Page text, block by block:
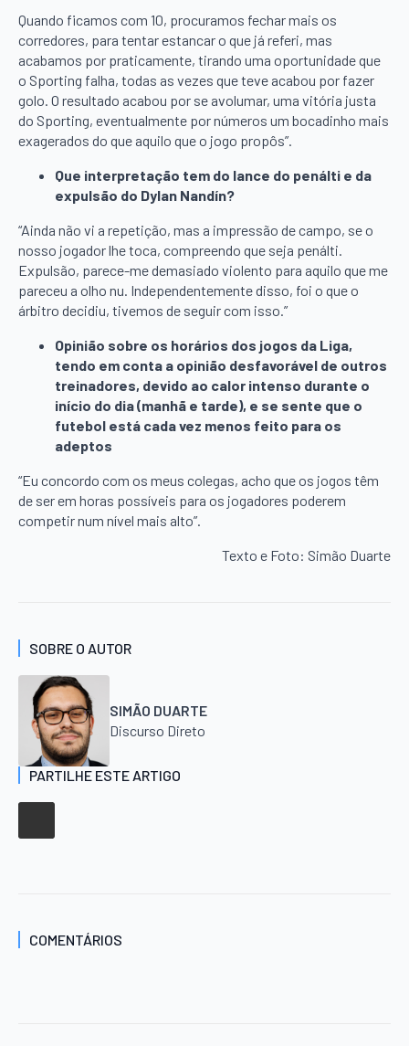
Quando ficamos com 10, procuramos fechar mais os
corredores, para tentar estancar o que já referi, mas
acabamos por praticamente, tirando uma oportunidade que
o Sporting falha, todas as vezes que teve acabou por fazer
golo. O resultado acabou por se avolumar, uma vitória justa
do Sporting, eventualmente por números um bocadinho mais
exagerados do que aquilo que o jogo propôs”.
Que interpretação tem do lance do penálti e da
expulsão do Dylan Nandín?
“Ainda não vi a repetição, mas a impressão de campo, se o
nosso jogador lhe toca, compreendo que seja penálti.
Expulsão, parece-me demasiado violento para aquilo que me
pareceu a olho nu. Independentemente disso, foi o que o
árbitro decidiu, tivemos de seguir com isso.”
Opinião sobre os horários dos jogos da Liga,
tendo em conta a opinião desfavorável de outros
treinadores, devido ao calor intenso durante o
início do dia (manhã e tarde), e se sente que o
futebol está cada vez menos feito para os
adeptos
“Eu concordo com os meus colegas, acho que os jogos têm
de ser em horas possíveis para os jogadores poderem
competir num nível mais alto”.
Texto e Foto: Simão Duarte
SOBRE O AUTOR
SIMÃO DUARTE
Discurso Direto
PARTILHE ESTE ARTIGO
COMENTÁRIOS